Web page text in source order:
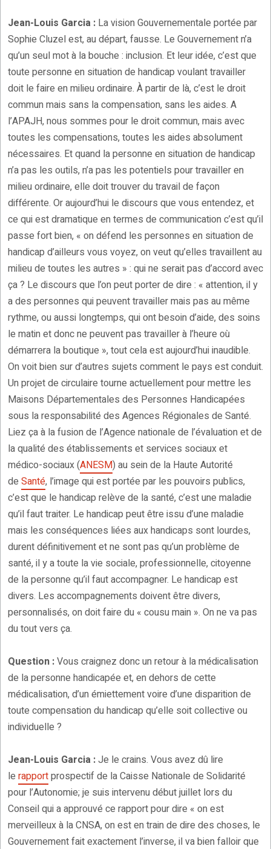
Jean-Louis Garcia : La vision Gouvernementale portée par
Sophie Cluzel est, au départ, fausse. Le Gouvernement n’a
qu’un seul mot à la bouche : inclusion. Et leur idée, c’est que
toute personne en situation de handicap voulant travailler
doit le faire en milieu ordinaire. À partir de là, c’est le droit
commun mais sans la compensation, sans les aides. A
l’APAJH, nous sommes pour le droit commun, mais avec
toutes les compensations, toutes les aides absolument
nécessaires. Et quand la personne en situation de handicap
n’a pas les outils, n’a pas les potentiels pour travailler en
milieu ordinaire, elle doit trouver du travail de façon
différente. Or aujourd’hui le discours que vous entendez, et
ce qui est dramatique en termes de communication c’est qu’il
passe fort bien, « on défend les personnes en situation de
handicap d’ailleurs vous voyez, on veut qu’elles travaillent au
milieu de toutes les autres » : qui ne serait pas d’accord avec
ça ? Le discours que l’on peut porter de dire : « attention, il y
a des personnes qui peuvent travailler mais pas au même
rythme, ou aussi longtemps, qui ont besoin d’aide, des soins
le matin et donc ne peuvent pas travailler à l’heure où
démarrera la boutique », tout cela est aujourd’hui inaudible.
On voit bien sur d’autres sujets comment le pays est conduit.
Un projet de circulaire tourne actuellement pour mettre les
Maisons Départementales des Personnes Handicapées
sous la responsabilité des Agences Régionales de Santé.
Liez ça à la fusion de l’Agence nationale de l’évaluation et de
la qualité des établissements et services sociaux et
médico-sociaux (ANESM) au sein de la Haute Autorité
de Santé, l’image qui est portée par les pouvoirs publics,
c’est que le handicap relève de la santé, c’est une maladie
qu’il faut traiter. Le handicap peut être issu d’une maladie
mais les conséquences liées aux handicaps sont lourdes,
durent définitivement et ne sont pas qu’un problème de
santé, il y a toute la vie sociale, professionnelle, citoyenne
de la personne qu’il faut accompagner. Le handicap est
divers. Les accompagnements doivent être divers,
personnalisés, on doit faire du « cousu main ». On ne va pas
du tout vers ça.
Question :Vous craignez donc un retour à la médicalisation
de la personne handicapée et, en dehors de cette
médicalisation, d’un émiettement voire d’une disparition de
toute compensation du handicap qu’elle soit collective ou
individuelle ?
Jean-Louis Garcia :Je le crains. Vous avez dû lire
le rapportprospectif de la Caisse Nationale de Solidarité
pour l’Autonomie; je suis intervenu début juillet lors du
Conseil qui a approuvé ce rapport pour dire « on est
merveilleux à la CNSA, on est en train de dire des choses, le
Gouvernement fait exactement l’inverse, il va bien falloir que